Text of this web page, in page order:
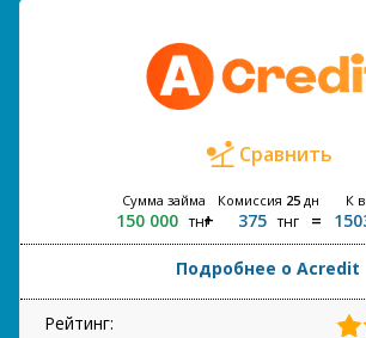
Сравнить
Сумма займа
150 000 тнг
Комиссия 25дн
375 тнг
К
Подробнее о Acredit
Рейтинг: